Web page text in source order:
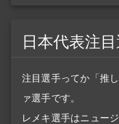
日本代表注
注目選手ってか「推
ァ選手です。
レメキ選手はニュー